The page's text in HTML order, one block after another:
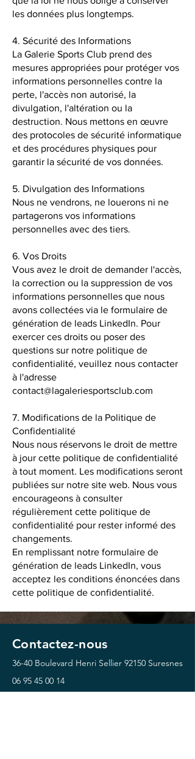
les données plus longtemps.
4. Sécurité des Informations
La Galerie Sports Club prend des
mesures appropriées pour protéger vos
informations personnelles contre la
perte, l'accès non autorisé, la
divulgation, l'altération ou la
destruction. Nous mettons en œuvre
des protocoles de sécurité informatique
et des procédures physiques pour
garantir la sécurité de vos données.
5. Divulgation des Informations
Nous ne vendrons, ne louerons ni ne
partagerons vos informations
personnelles avec des tiers.
6. Vos Droits
Vous avez le droit de demander l'accès,
la correction ou la suppression de vos
informations personnelles que nous
avons collectées via le formulaire de
génération de leads LinkedIn. Pour
exercer ces droits ou poser des
questions sur notre politique de
confidentialité, veuillez nous contacter
à l'adresse
contact@lagaleriesportsclub.com
7. Modifications de la Politique de
Confidentialité
Nous nous réservons le droit de mettre
à jour cette politique de confidentialité
à tout moment. Les modifications seront
publiées sur notre site web. Nous vous
encourageons à consulter
régulièrement cette politique de
confidentialité pour rester informé des
changements.
En remplissant notre formulaire de
génération de leads LinkedIn, vous
acceptez les conditions énoncées dans
cette politique de confidentialité.
Contactez-nous
36-40 Boulevard Henri Sellier 92150 Suresnes
06 95 45 00 14